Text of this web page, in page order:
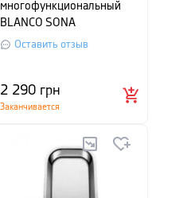
многофункциональный
BLANCO SONA
Оставить отзыв
2 290 грн
Заканчивается